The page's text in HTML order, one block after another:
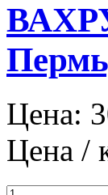
Цена:
Цена /